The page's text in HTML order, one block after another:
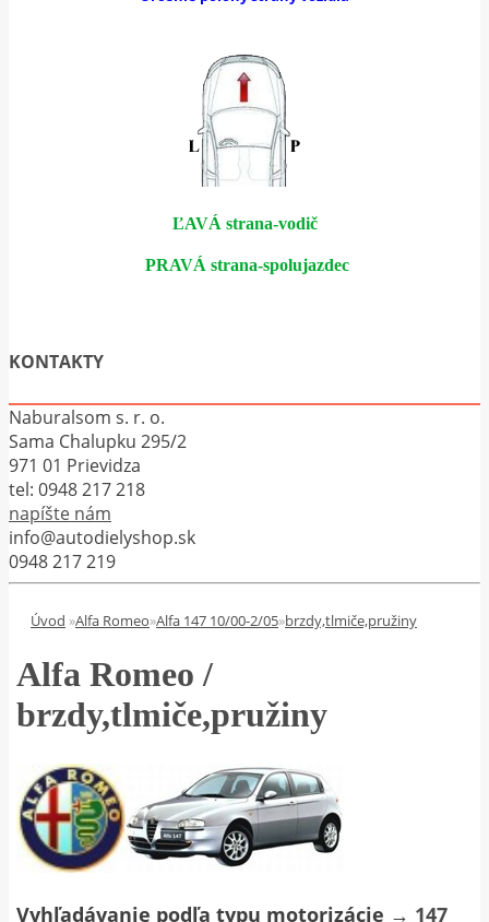
ĽAVÁ strana-vodič
PRAVÁ strana-spolujazdec
KONTAKTY
Naburalsom s. r. o.
Sama Chalupku 295/2
971 01 Prievidza
tel: 0948 217 218
napíšte nám
info@autodielyshop.sk
0948 217 219
Úvod »Alfa Romeo»Alfa 147 10/00-2/05»brzdy,tlmiče,pružiny
Alfa Romeo /
brzdy,tlmiče,pružiny
Vyhľadávanie podľa typu motorizácie → 147